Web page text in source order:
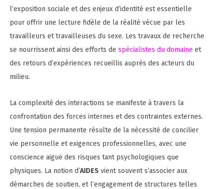
l’exposition sociale et des enjeux d’identité est essentielle
pour offrir une lecture fidèle de la réalité vécue par les
travailleurs et travailleuses du sexe. Les travaux de recherche
se nourrissent ainsi des efforts de spécialistes du domaine et
des retours d’expériences recueillis auprès des acteurs du
milieu.
La complexité des interactions se manifeste à travers la
confrontation des forces internes et des contraintes externes.
Une tension permanente résulte de la nécessité de concilier
vie personnelle et exigences professionnelles, avec une
conscience aiguë des risques tant psychologiques que
physiques. La notion d’AIDES vient souvent s’associer aux
démarches de soutien, et l’engagement de structures telles